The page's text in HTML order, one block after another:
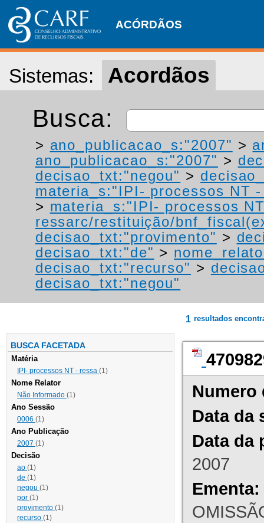
ACÓRDÃOS
Sistemas: Acordãos
Busca:
> ano_publicacao_s:"2007" >
ano_publicacao_s:"2007" >
decisao_txt:"negou" >
materia_s:"IPI- processos NT
> materia_s:"IPI- processos
ressarc/restituição/
decisao_txt:"provimento" >
decisao_txt:"de" >
decisao_txt:"recurso" >
decisao_txt:"negou"
BUSCA FACETADA
Matéria
IPI- processos NT - ressa (1)
Nome Relator
Não Informado (1)
Ano Sessão
0006 (1)
Ano Publicação
2007 (1)
Decisão
ao (1)
de (1)
negou (1)
por (1)
provimento (1)
recurso (1)
1 resultados
Numero
Data da
Data da
2007
Ementa: